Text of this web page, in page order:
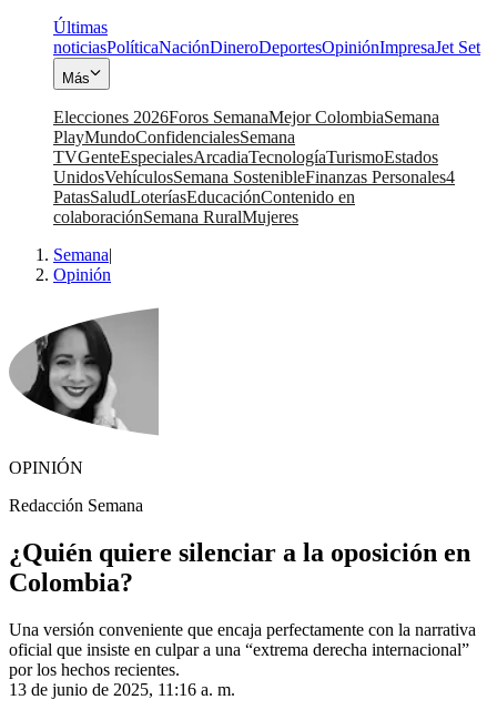
Últimas
noticiasPolíticaNaciónDineroDeportesOpiniónImpresaJet Set
Más
Elecciones 2026Foros SemanaMejor ColombiaSemana
PlayMundoConfidencialesSemana
TVGenteEspecialesArcadiaTecnologíaTurismoEstados
UnidosVehículosSemana SostenibleFinanzas Personales4
PatasSaludLoteríasEducaciónContenido en
colaboraciónSemana RuralMujeres
Semana|
Opinión
OPINIÓN
Redacción Semana
¿Quién quiere silenciar a la oposición en
Colombia?
Una versión conveniente que encaja perfectamente con la narrativa
oficial que insiste en culpar a una “extrema derecha internacional”
por los hechos recientes.
13 de junio de 2025, 11:16 a. m.